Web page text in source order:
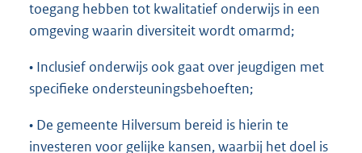
toegang hebben tot kwalitatief onderwijs in een
omgeving waarin diversiteit wordt omarmd;
• Inclusief onderwijs ook gaat over jeugdigen met
specifieke ondersteuningsbehoeften;
• De gemeente Hilversum bereid is hierin te
investeren voor gelijke kansen, waarbij het doel is